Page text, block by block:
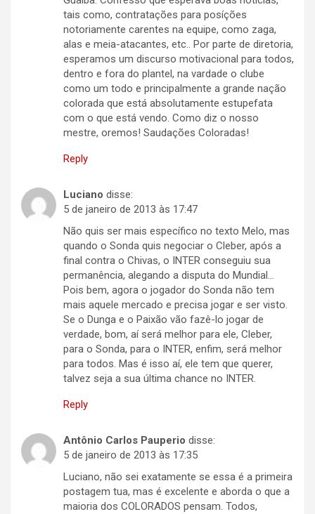
tais como, contratações para posíções
notoriamente carentes na equipe, como zaga,
alas e meia-atacantes, etc.. Por parte de diretoria,
esperamos um discurso motivacional para todos,
dentro e fora do plantel, na vardade o clube
como um todo e principalmente a grande nação
colorada que está absolutamente estupefata
com o que está vendo. Como diz o nosso
mestre, oremos! Saudações Coloradas!
Reply
Luciano disse:
5 de janeiro de 2013 às 17:47
Não quis ser mais específico no texto Melo, mas
quando o Sonda quis negociar o Cleber, após a
final contra o Chivas, o INTER conseguiu sua
permanência, alegando a disputa do Mundial…
Pois bem, agora o jogador do Sonda não tem
mais aquele mercado e precisa jogar e ser visto.
Se o Dunga e o Paixão vão fazê-lo jogar de
verdade, bom, aí será melhor para ele, Cleber,
para o Sonda, para o INTER, enfim, será melhor
para todos. Mas é isso aí, ele tem que querer,
talvez seja a sua última chance no INTER.
Reply
Antônio Carlos Pauperio disse:
5 de janeiro de 2013 às 17:35
Luciano, não sei exatamente se essa é a primeira
postagem tua, mas é excelente e aborda o que a
maioria dos COLORADOS pensam. Todos,